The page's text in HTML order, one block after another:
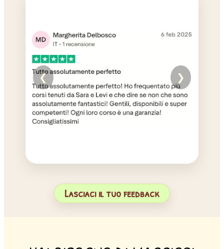
❮ ❯
Lasciaci il tuo feedback